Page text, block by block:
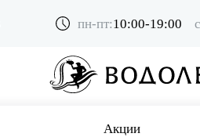
пн-пт:10:00-19:00
Акции